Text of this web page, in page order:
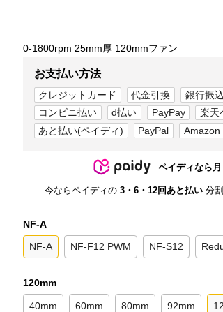
0-1800rpm 25mm厚 120mmファン
お支払い方法
クレジットカード 代金引換 銀行振込
コンビニ払い
d払い PayPay 楽天
あと払い(ペイディ)
PayPal Amazon
ペイディなら月
今ならペイディの 3・6・12回あと払い分
NF-A
NF-A NF-F12 PWM NF-S12
120mm
40mm 60mm 80mm 92mm